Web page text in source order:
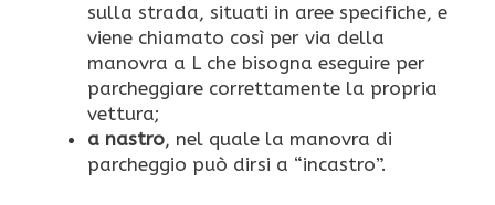
sulla strada, situati in aree specifiche, e
viene chiamato così per via della
manovra a L che bisogna eseguire per
parcheggiare correttamente la propria
vettura;
a nastro, nel quale la manovra di
parcheggio può dirsi a “incastro”.